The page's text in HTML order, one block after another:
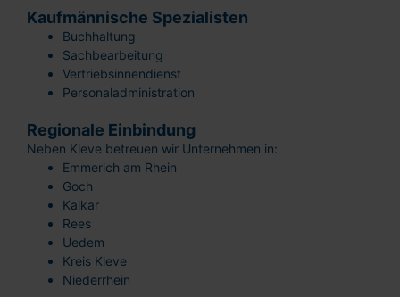
Kaufmännische Spezialisten
Buchhaltung
Sachbearbeitung
Vertriebsinnendienst
Personaladministration
Regionale Einbindung
Neben Kleve betreuen wir Unternehmen in:
Emmerich am Rhein
Goch
Kalkar
Rees
Uedem
Kreis Kleve
Niederrhein